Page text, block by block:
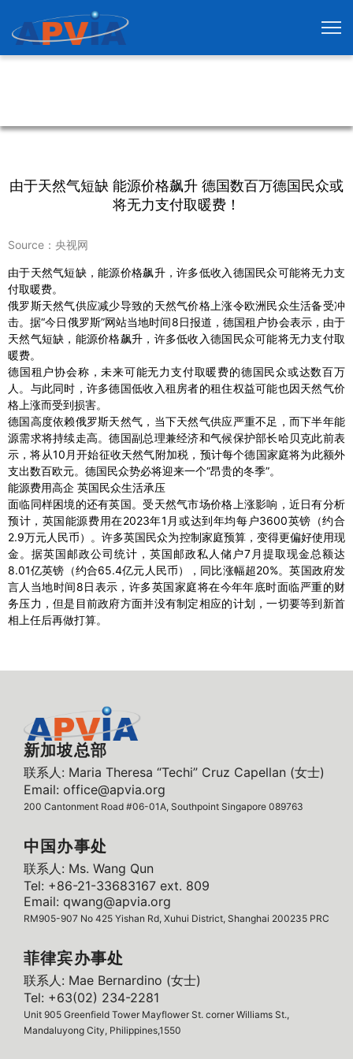
由于天然气短缺 能源价格飙升 德国数百万德国民众或
将无力支付取暖费！
Source：央视网
由于天然气短缺，能源价格飙升，许多低收入德国民众可能将无力支
付取暖费。
俄罗斯天然气供应减少导致的天然气价格上涨令欧洲民众生活备受冲
击。据“今日俄罗斯”网站当地时间8日报道，德国租户协会表示，由于
天然气短缺，能源价格飙升，许多低收入德国民众可能将无力支付取
暖费。
德国租户协会称，未来可能无力支付取暖费的德国民众或达数百万
人。与此同时，许多德国低收入租房者的租住权益可能也因天然气价
格上涨而受到损害。
德国高度依赖俄罗斯天然气，当下天然气供应严重不足，而下半年能
源需求将持续走高。德国副总理兼经济和气候保护部长哈贝克此前表
示，将从10月开始征收天然气附加税，预计每个德国家庭将为此额外
支出数百欧元。德国民众势必将迎来一个“昂贵的冬季”。
能源费用高企 英国民众生活承压
面临同样困境的还有英国。受天然气市场价格上涨影响，近日有分析
预计，英国能源费用在2023年1月或达到年均每户3600英镑（约合
2.9万元人民币）。许多英国民众为控制家庭预算，变得更偏好使用现
金。据英国邮政公司统计，英国邮政私人储户7月提取现金总额达
8.01亿英镑（约合65.4亿元人民币），同比涨幅超20%。英国政府发
言人当地时间8日表示，许多英国家庭将在今年年底时面临严重的财
务压力，但是目前政府方面并没有制定相应的计划，一切要等到新首
相上任后再做打算。
新加坡总部
联系人: Maria Theresa “Techi” Cruz Capellan (女士)
Email: office@apvia.org
200 Cantonment Road #06-01A, Southpoint Singapore 089763
中国办事处
联系人: Ms. Wang Qun
Tel: +86-21-33683167 ext. 809
Email: qwang@apvia.org
RM905-907 No 425 Yishan Rd, Xuhui District, Shanghai 200235 PRC
菲律宾办事处
联系人: Mae Bernardino (女士)
Tel: +63(02) 234-2281
Unit 905 Greenfield Tower Mayflower St. corner Williams St.,
Mandaluyong City, Philippines,1550